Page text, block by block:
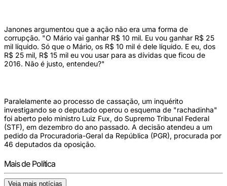
Janones argumentou que a ação não era uma forma de
corrupção. "O Mário vai ganhar R$ 10 mil. Eu vou ganhar R$ 25
mil líquido. Só que o Mário, os R$ 10 mil é dele líquido. E eu, dos
R$ 25 mil, R$ 15 mil eu vou usar para as dívidas que ficou de
2016. Não é justo, entendeu?"
Paralelamente ao processo de cassação, um inquérito
investigando se o deputado operou o esquema de "rachadinha"
foi aberto pelo ministro Luiz Fux, do Supremo Tribunal Federal
(STF), em dezembro do ano passado. A decisão atendeu a um
pedido da Procuradoria-Geral da República (PGR), procurada por
46 deputados da oposição.
Mais de Política
Veja mais notícias